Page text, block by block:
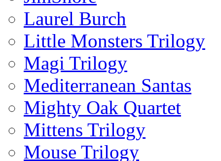
Laurel Burch
Little Monsters Trilogy
Magi Trilogy
Mediterranean Santas
Mighty Oak Quartet
Mittens Trilogy
Mouse Trilogy